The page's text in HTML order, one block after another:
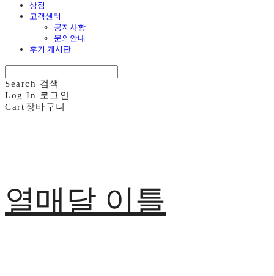
상점
고객센터
공지사항
문의안내
후기 게시판
Search 검색
Log In
로그인
Cart 장바구니
열매달 이틀